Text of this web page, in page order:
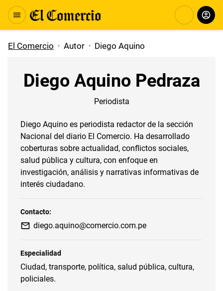
El Comercio · Autor · Diego Aquino
Diego Aquino Pedraza
Periodista
Diego Aquino es periodista redactor de la sección
Nacional del diario El Comercio. Ha desarrollado
coberturas sobre actualidad, conflictos sociales,
salud pública y cultura, con enfoque en
investigación, análisis y narrativas informativas de
interés ciudadano.
Contacto:
diego.aquino@comercio.com.pe
Especialidad
Ciudad, transporte, política, salud pública, cultura,
policiales.